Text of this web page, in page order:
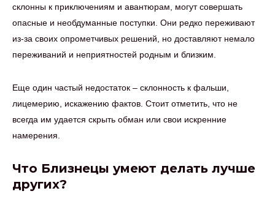
склонны к приключениям и авантюрам, могут совершать
опасные и необдуманные поступки. Они редко переживают
из-за своих опрометчивых решений, но доставляют немало
переживаний и неприятностей родным и близким.
Еще один частый недостаток – склонность к фальши,
лицемерию, искажению фактов. Стоит отметить, что не
всегда им удается скрыть обман или свои искренние
намерения.
Что Близнецы умеют делать лучше
других?